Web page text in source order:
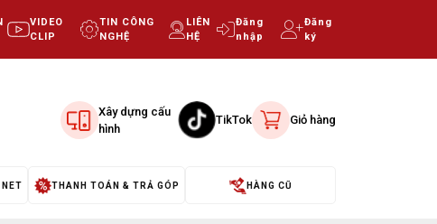
VIDEO
CLIP
TIN CÔNG
NGHỆ
LIÊN
HỆ
Đăng
nhập
Đăng
ký
Xây dựng cấu
hình
TikTok Giỏ hàng
THANH TOÁN & TRẢ GÓP HÀNG CŨ